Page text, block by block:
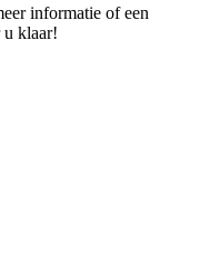
informatie of een
klaar!